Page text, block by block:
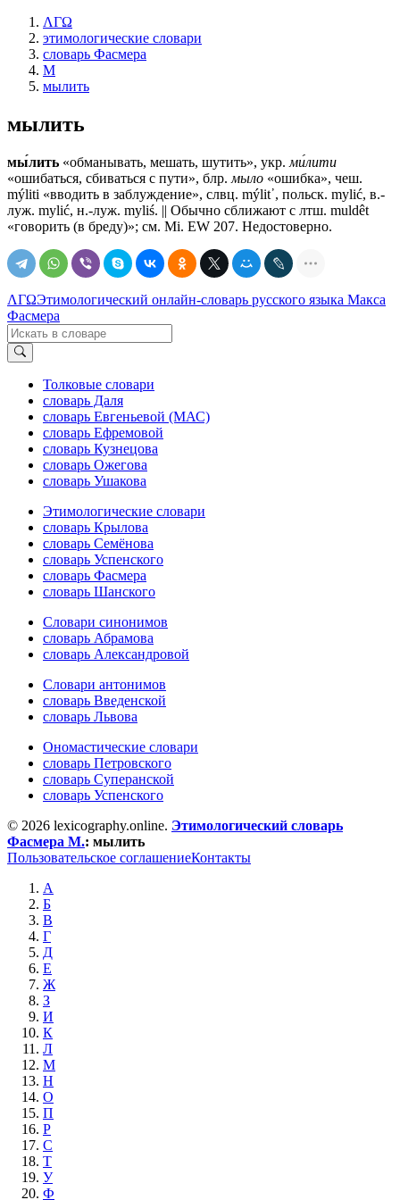
ΛΓΩ
этимологические словари
словарь Фасмера
М
мылить
мылить
мы́лить «обманывать, мешать, шутить», укр. ми́лити
«ошибаться, сбиваться с пути», блр. мыло «ошибка», чеш.
mýliti «вводить в заблуждение», слвц. mýlit᾽, польск. mylić, в.-
луж. mylić, н.-луж. myliś. || Обычно сближают с лтш. muldêt
«говорить (в бреду)»; см. Мi. ЕW 207. Недостоверно.
ΛΓΩЭтимологический онлайн-словарь русского языка Макса
Фасмера
Толковые словари
словарь Даля
словарь Евгеньевой (МАС)
словарь Ефремовой
словарь Кузнецова
словарь Ожегова
словарь Ушакова
Этимологические словари
словарь Крылова
словарь Семёнова
словарь Успенского
словарь Фасмера
словарь Шанского
Словари синонимов
словарь Абрамова
словарь Александровой
Словари антонимов
словарь Введенской
словарь Львова
Ономастические словари
словарь Петровского
словарь Суперанской
словарь Успенского
© 2026 lexicography.online. Этимологический словарь
Фасмера М.: мылить
Пользовательское соглашениеКонтакты
А
Б
В
Г
Д
Е
Ж
З
И
К
Л
М
Н
О
П
Р
С
Т
У
Ф